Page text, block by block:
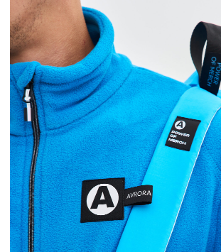
ЗАКАЗ@AVRORASTORE.RU
Офис Москва:
1-я улица Ямского Поля, д. 1. 17, к. 12, офис 8
Офис Санкт-Петербург:
ул. Киевская, д. 6, БЦ «Киевская 6», офис 102
+7 931 951-45-16
КОНТАКТЫ